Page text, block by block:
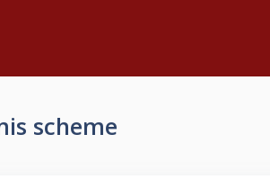
scheme